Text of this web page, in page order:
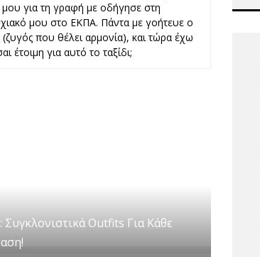
για τη γραφή με οδήγησε στη
μου στο ΕΚΠΑ. Πάντα με γοήτευε ο
που θέλει αρμονία), και τώρα έχω
έτοιμη για αυτό το ταξίδι;
Συγκλονιστικά Οutfits Για Κάθε